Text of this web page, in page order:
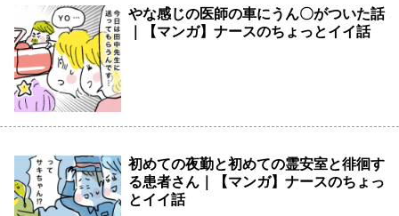
やな感じの医師の車にうん〇がついた話
｜【マンガ】ナースのちょっとイイ話
初めての夜勤と初めての霊安室と徘徊す
る患者さん｜【マンガ】ナースのちょっ
とイイ話